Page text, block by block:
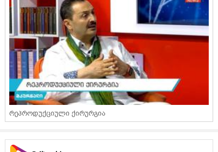
რეპროდუქციული ქირურგია